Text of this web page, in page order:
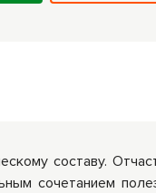
составу.
сочетанием